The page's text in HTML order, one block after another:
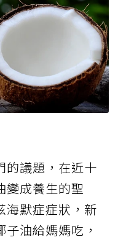
的議題，在近十
變成養生的聖
海默症症狀，新
油給媽媽吃，